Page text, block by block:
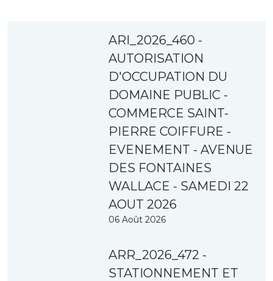
ARI_2026_460 -
AUTORISATION
D'OCCUPATION DU
DOMAINE PUBLIC -
COMMERCE SAINT-
PIERRE COIFFURE -
EVENEMENT - AVENUE
DES FONTAINES
WALLACE - SAMEDI 22
AOUT 2026
06 Août 2026
ARR_2026_472 -
STATIONNEMENT ET